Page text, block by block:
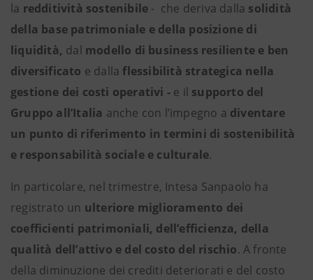
la redditività sostenibile - che deriva dalla solidità
della base patrimoniale e della posizione di
liquidità, dal modello di business resiliente e ben
diversificato e dalla flessibilità strategica nella
gestione dei costi operativi - e il supporto del
Gruppo all’Italia anche con l’impegno a diventare
un punto di riferimento in termini di sostenibilità
e responsabilità sociale e culturale.
In particolare, nel trimestre, Intesa Sanpaolo ha
registrato un ulteriore miglioramento dei
coefficienti patrimoniali, dell’efficienza, della
qualità dell’attivo e del costo del rischio. A fronte
della diminuzione dei crediti deteriorati e del costo